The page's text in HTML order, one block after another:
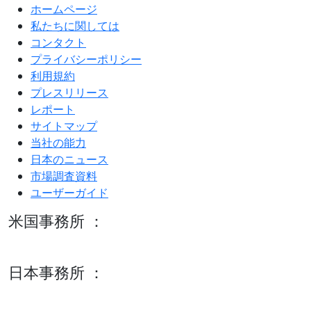
ホームページ
私たちに関しては
コンタクト
プライバシーポリシー
利用規約
プレスリリース
レポート
サイトマップ
当社の能力
日本のニュース
市場調査資料
ユーザーガイド
米国事務所 ：
日本事務所 ：